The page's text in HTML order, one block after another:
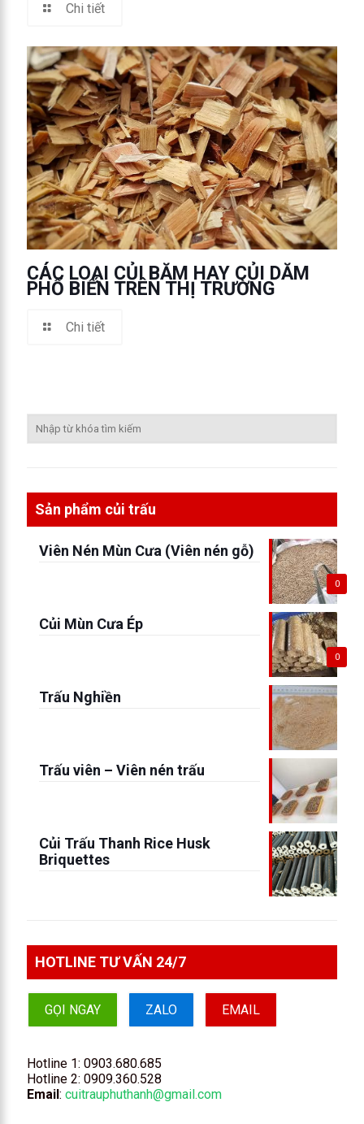
Chi tiết
CÁC LOẠI CỦI BĂM HAY CỦI DĂM
PHỔ BIẾN TRÊN THỊ TRƯỜNG
Chi tiết
Sản phẩm củi trấu
0
Viên Nén Mùn Cưa (Viên nén gỗ)
0
Củi Mùn Cưa Ép
Trấu Nghiền
Trấu viên – Viên nén trấu
Củi Trấu Thanh Rice Husk
Briquettes
HOTLINE TƯ VẤN 24/7
GỌI NGAY ZALO EMAIL
Hotline 1: 0903.680.685
Hotline 2: 0909.360.528
Email : cuitrauphuthanh@gmail.com